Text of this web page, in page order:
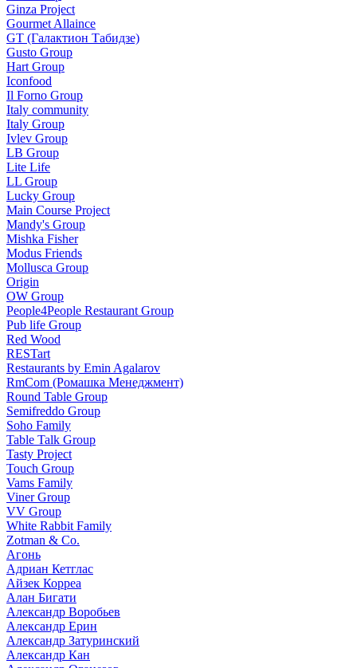
Ginza Project
Gourmet Allaince
GT (Галактион Табидзе)
Gusto Group
Hart Group
Iconfood
Il Forno Group
Italy community
Italy Group
Ivlev Group
LB Group
Lite Life
LL Group
Lucky Group
Main Course Project
Mandy's Group
Mishka Fisher
Modus Friends
Mollusca Group
Origin
OW Group
People4People Restaurant Group
Pub life Group
Red Wood
RESTart
Restaurants by Emin Agalarov
RmCom (Ромашка Менеджмент)
Round Table Group
Semifreddo Group
Soho Family
Table Talk Group
Tasty Project
Touch Group
Vams Family
Viner Group
VV Group
White Rabbit Family
Zotman & Co.
Агонь
Адриан Кетглас
Айзек Корреа
Алан Бигати
Александр Воробьев
Александр Ерин
Александр Затуринский
Александр Кан